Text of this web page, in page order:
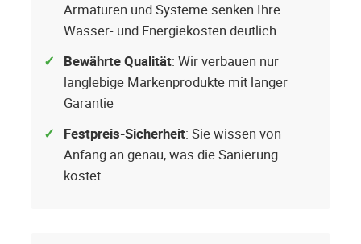
Armaturen und Systeme senken Ihre
Wasser- und Energiekosten deutlich
Bewährte Qualität: Wir verbauen nur
langlebige Markenprodukte mit langer
Garantie
Festpreis-Sicherheit: Sie wissen von
Anfang an genau, was die Sanierung
kostet